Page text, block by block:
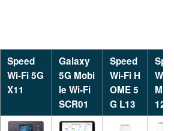
Speed
Wi-Fi 5G
X11
Galaxy
5G Mobi
le Wi-Fi
SCR01
Speed
Wi-Fi H
OME 5
G L13
Wi-
ME
12